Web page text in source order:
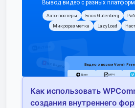
Как использовать
создания внутреннего